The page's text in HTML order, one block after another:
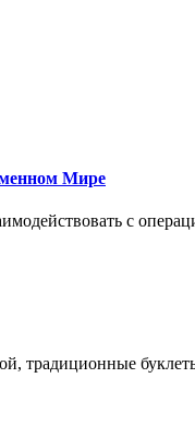
Мире
с
традиционные